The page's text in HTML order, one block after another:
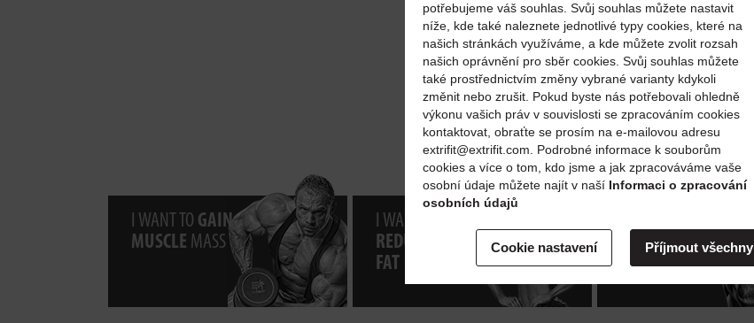
I WANT TO GAIN
MUSCLE MASS
I WANT TO
REDUCE BODY
FAT
INCREASE
STRENGTH
potřebujeme váš souhlas. Svůj souhlas můžete nastavit
níže, kde také naleznete jednotlivé typy cookies, které na
našich stránkách využíváme, a kde můžete zvolit rozsah
našich oprávnění pro sběr cookies. Svůj souhlas můžete
také prostřednictvím změny vybrané varianty kdykoli
změnit nebo zrušit. Pokud byste nás potřebovali ohledně
výkonu vašich práv v souvislosti se zpracováním cookies
kontaktovat, obraťte se prosím na e-mailovou adresu
extrifit@extrifit.com. Podrobné informace k souborům
cookies a více o tom, kdo jsme a jak zpracováváme vaše
osobní údaje můžete najít v naší Informaci o zpracování
osobních údajů
Cookie nastavení Příjmout všechny